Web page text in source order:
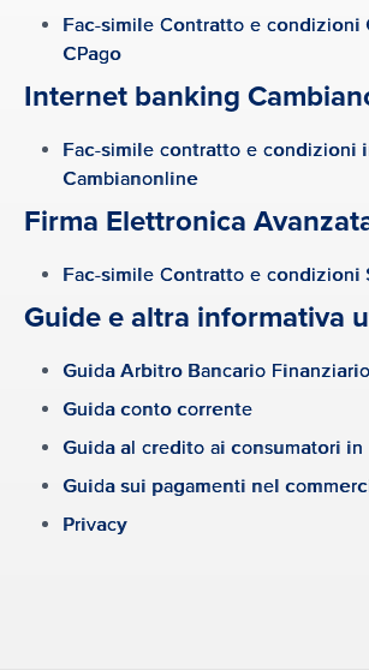
Fac-simile Contratto e condizioni
CPago
Internet banking
Fac-simile contratto e condizioni
Cambianonline
Firma Elettronica
Fac-simile Contratto e condizioni
Guide e altra informativa
Guida Arbitro Bancario Finanziario
Guida conto corrente
Guida al credito ai consumatori
Guida sui pagamenti nel
Privacy